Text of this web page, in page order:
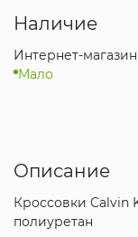
Наличие
Интернет-магазин
Мало
Описание
Кроссовки Calvin
полиуретан